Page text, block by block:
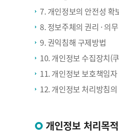
7. 개인정보의 안전성 확
8. 정보주체의 권리 · 의
9. 권익침해 구제방법
10. 개인정보 수집장치(
11. 개인정보 보호책임자
12. 개인정보 처리방침
개인정보 처리목적